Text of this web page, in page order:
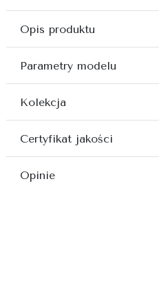
Opis produktu
Parametry modelu
Kolekcja
Certyfikat jakości
Opinie